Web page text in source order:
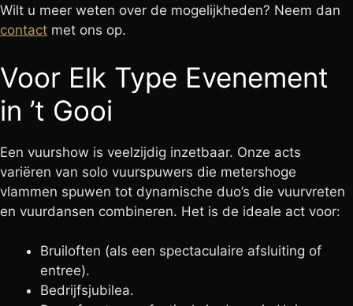
Wilt u meer weten over de mogelijkheden? Neem dan
contact met ons op.
Voor Elk Type Evenement
in ’t Gooi
Een vuurshow is veelzijdig inzetbaar. Onze acts
variëren van solo vuurspuwers die metershoge
vlammen spuwen tot dynamische duo’s die vuurvreten
en vuurdansen combineren. Het is de ideale act voor:
Bruiloften (als een spectaculaire afsluiting of
entree).
Bedrijfsjubilea.